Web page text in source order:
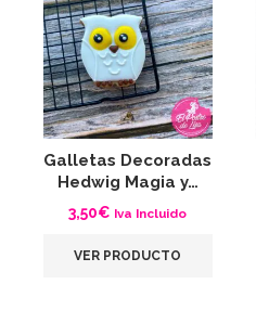
Galletas Decoradas
Hedwig Magia y…
3,50€ Iva Incluido
VER PRODUCTO